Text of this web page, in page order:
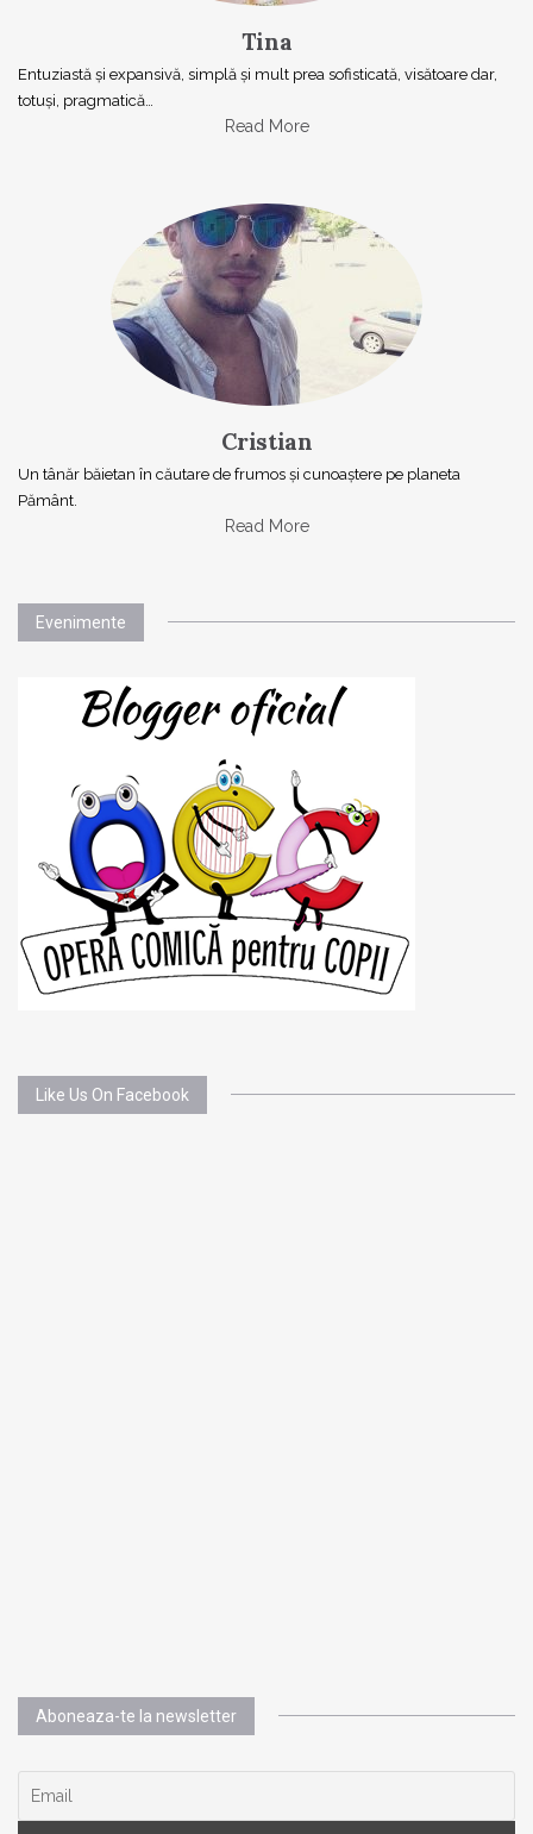
Tina
Entuziastă şi expansivă, simplă şi mult prea sofisticată, visătoare dar,
totuşi, pragmatică…
Read More
Cristian
Un tânăr băietan în căutare de frumos și cunoaștere pe planeta
Pământ.
Read More
Evenimente
Like Us On Facebook
Aboneaza-te la newsletter